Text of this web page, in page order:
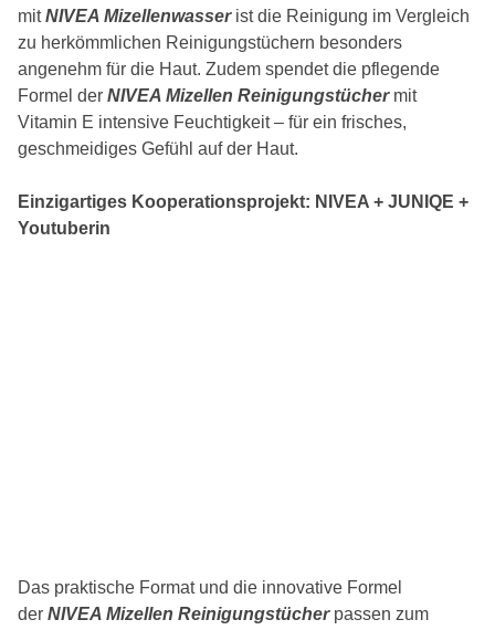
mitNIVEA Mizellenwasser ist die Reinigung im Vergleich
zu herkömmlichen Reinigungstüchern besonders
angenehm für die Haut. Zudem spendet die pflegende
Formel der NIVEA Mizellen Reinigungstüchermit
Vitamin E intensive Feuchtigkeit – für ein frisches,
geschmeidiges Gefühl auf der Haut.
Einzigartiges Kooperationsprojekt: NIVEA + JUNIQE +
Youtuberin
Das praktische Format und die innovative Formel
der NIVEA Mizellen Reinigungstücher passen zum